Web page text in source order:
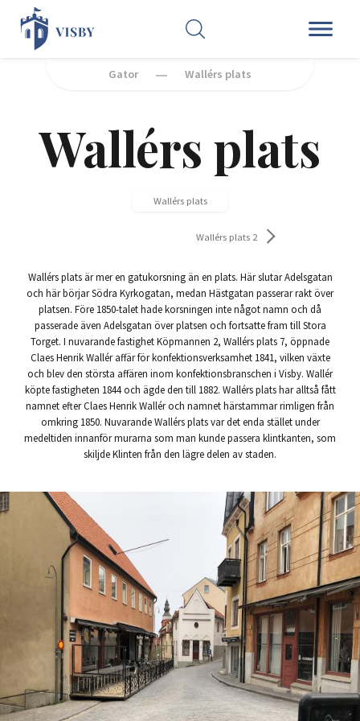
Gator Wallérs plats
Wallérs plats
Wallérs plats
Wallérs plats 2
Wallérs plats är mer en gatukorsning än en plats. Här slutar Adelsgatan
och här börjar Södra Kyrkogatan, medan Hästgatan passerar rakt över
platsen. Före 1850-talet hade korsningen inte något namn och då
passerade även Adelsgatan över platsen och fortsatte fram till Stora
Torget. I nuvarande fastighet Köpmannen 2, Wallérs plats 7, öppnade
Claes Henrik Wallér affär för konfektionsverksamhet 1841, vilken växte
och blev den största affären inom konfektionsbranschen i Visby. Wallér
köpte fastigheten 1844 och ägde den till 1882. Wallérs plats har alltså fått
namnet efter Claes Henrik Wallér och namnet härstammar rimligen från
omkring 1850. Nuvarande Wallérs plats var det enda stället under
medeltiden innanför murarna som man kunde passera klintkanten, som
skiljde Klinten från den lägre delen av staden.